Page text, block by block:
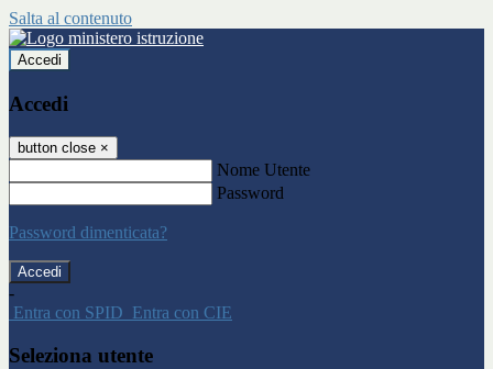
Salta al contenuto
Accedi
Accedi
button close ×
Nome Utente
Password
Password dimenticata?
-
Entra con SPID Entra con CIE
Seleziona utente